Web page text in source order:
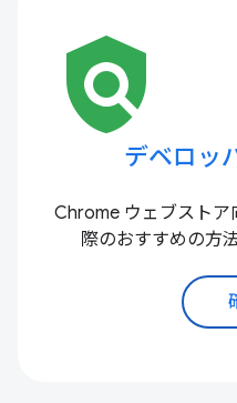
policy
デベロッ
Chrome ウェブストア
際のおすすめの方